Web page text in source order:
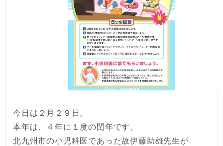
今日は２月２９日。
本年は、４年に１度の閏年です。
北九州市の小児科医であった故伊藤助雄先生が